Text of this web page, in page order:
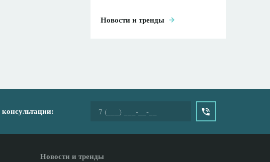
Новости и тренды
Новости и тренды